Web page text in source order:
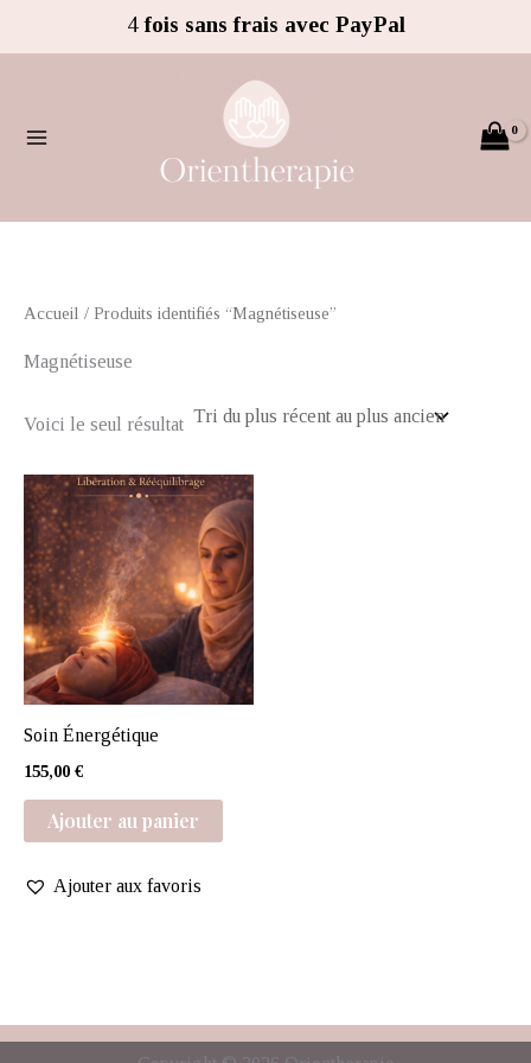
4fois sans frais avec PayPal
Accueil / Produits identifiés “Magnétiseuse”
Magnétiseuse
Voici le seul résultat
Soin Énergétique
155,00 €
Ajouter au panier
Ajouter aux favoris